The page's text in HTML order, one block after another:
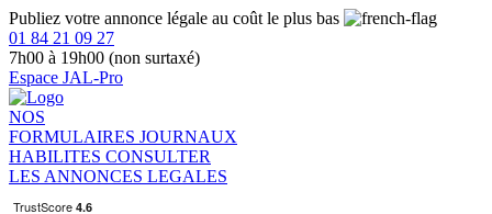
Publiez votre annonce légale au coût le plus bas
01 84 21 09 27
7h00 à 19h00 (non surtaxé)
Espace JAL-Pro
NOS
FORMULAIRES JOURNAUX
HABILITES CONSULTER
LES ANNONCES LEGALES